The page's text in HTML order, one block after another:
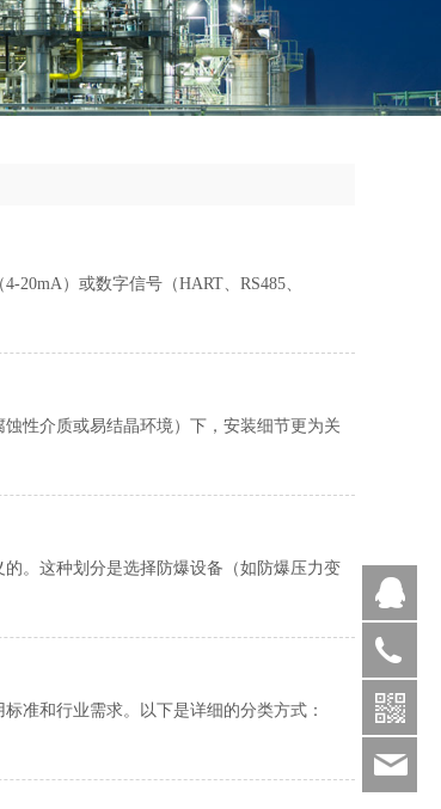
）或数字信号（HART、RS485、
性介质或易结晶环境）下，安装细节更为关
。这种划分是选择防爆设备（如防爆压力变
准和行业需求。以下是详细的分类方式：